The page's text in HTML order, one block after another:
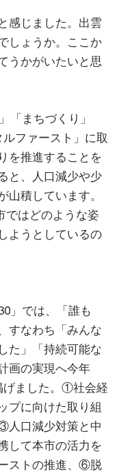
感じました。出雲
しょうか。ここか
うかがいたいと思
「まちづくり」
ルファースト」に取
を推進することを
と、人口減少や少
山積しています。
ではどのような姿
ようとしているの
」では、「誰も
すなわち「みんな
た」「持続可能な
画の実現へ今年
げました。①社会経
プに向けた取り組
口減少対策と中
して本市の活力を
ストの推進、⑥脱